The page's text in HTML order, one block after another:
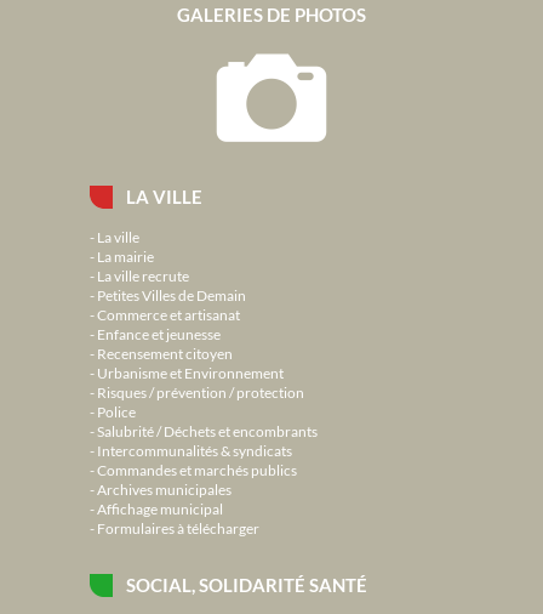
LA VILLE
La ville
La mairie
La ville recrute
Petites Villes de Demain
Commerce et artisanat
Enfance et jeunesse
Recensement citoyen
Urbanisme et Environnement
Risques / prévention / protection
Police
Salubrité / Déchets et encombrants
Intercommunalités & syndicats
Commandes et marchés publics
Archives municipales
Affichage municipal
Formulaires à télécharger
SOCIAL, SOLIDARITÉ SANTÉ
GALERIES DE PHOTOS